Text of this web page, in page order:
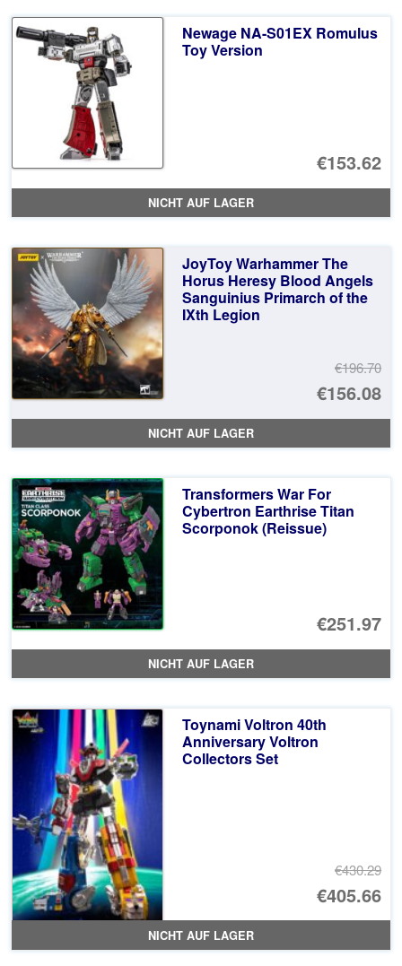
Newage NA-S01EX Romulus
Toy Version
€153.62
NICHT AUF LAGER
JoyToy Warhammer The
Horus Heresy Blood Angels
Sanguinius Primarch of the
IXth Legion
€196.70
€156.08
NICHT AUF LAGER
Transformers War For
Cybertron Earthrise Titan
Scorponok (Reissue)
€251.97
NICHT AUF LAGER
Toynami Voltron 40th
Anniversary Voltron
Collectors Set
€430.29
€405.66
NICHT AUF LAGER